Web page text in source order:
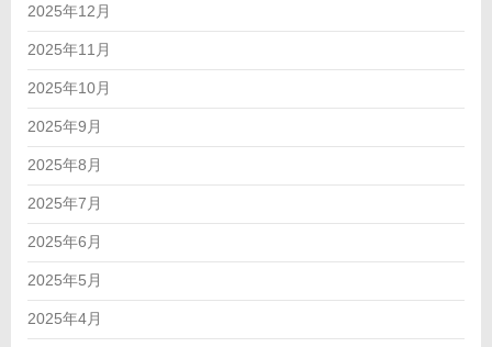
2025年12月
2025年11月
2025年10月
2025年9月
2025年8月
2025年7月
2025年6月
2025年5月
2025年4月